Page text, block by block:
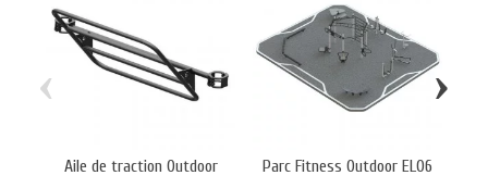
Aile de traction Outdoor Parc Fitness Outdoor EL06
‹ ›